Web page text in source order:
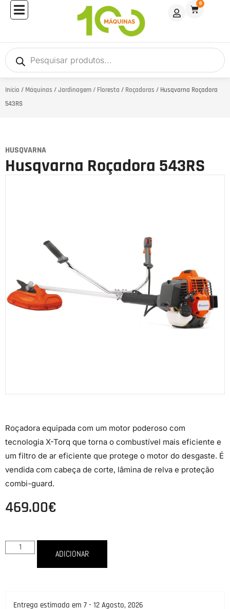
0
Início / Máquinas /Jardinagem / Floresta / Roçadoras / Husqvarna Roçadora
543RS
HUSQVARNA
Husqvarna Roçadora 543RS
Roçadora equipada com um motor poderoso com
tecnologia X-Torq que torna o combustível mais eficiente e
um filtro de ar eficiente que protege o motor do desgaste. É
vendida com cabeça de corte, lâmina de relva e proteção
combi-guard.
469.00€
ADICIONAR
Entrega estimada em 7 - 12 Agosto, 2026